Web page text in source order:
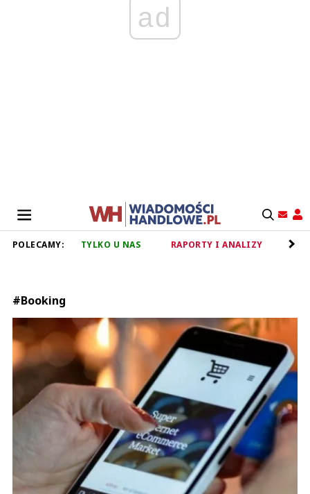
ad
POLECAMY: TYLKO U NAS RAPORTY I ANALIZY
#Booking